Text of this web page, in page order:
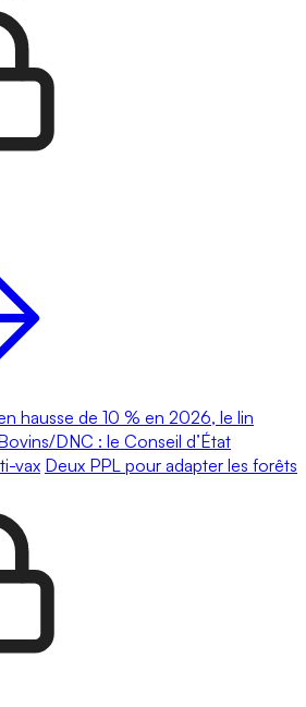
hausse de 10 % en 2026, le lin
DNC : le Conseil d’État
vax Deux PPL pour adapter les forêts